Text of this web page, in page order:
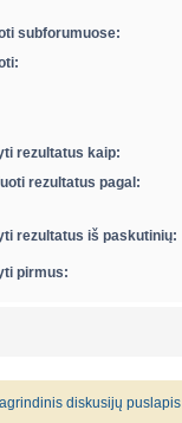
subforumuose:
rezultatus kaip:
rezultatus pagal:
rezultatus iš paskutinių:
pirmus:
diskusijų puslapis